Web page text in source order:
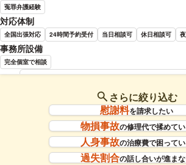
冤罪弁護経験
対応体制
全国出張対応 24時間予約受付 当日相談可 休日相談可
事務所設備
完全個室で相談
さらに絞り込む
慰謝料を請求したい
物損事故の修理代で揉めて
人身事故の治療費で困って
過失割合の話し合いが進ま